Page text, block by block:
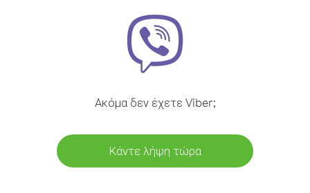
Ακόμα δεν έχετε Viber;
Κάντε λήψη τώρα